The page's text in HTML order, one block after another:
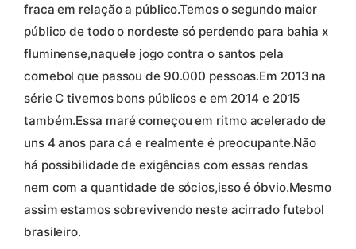
fraca em relação a público.Temos o segundo maior
público de todo o nordeste só perdendo para bahia x
fluminense,naquele jogo contra o santos pela
comebol que passou de 90.000 pessoas.Em 2013 na
série C tivemos bons públicos e em 2014 e 2015
também.Essa maré começou em ritmo acelerado de
uns 4 anos para cá e realmente é preocupante.Não
há possibilidade de exigências com essas rendas
nem com a quantidade de sócios,isso é óbvio.Mesmo
assim estamos sobrevivendo neste acirrado futebol
brasileiro.